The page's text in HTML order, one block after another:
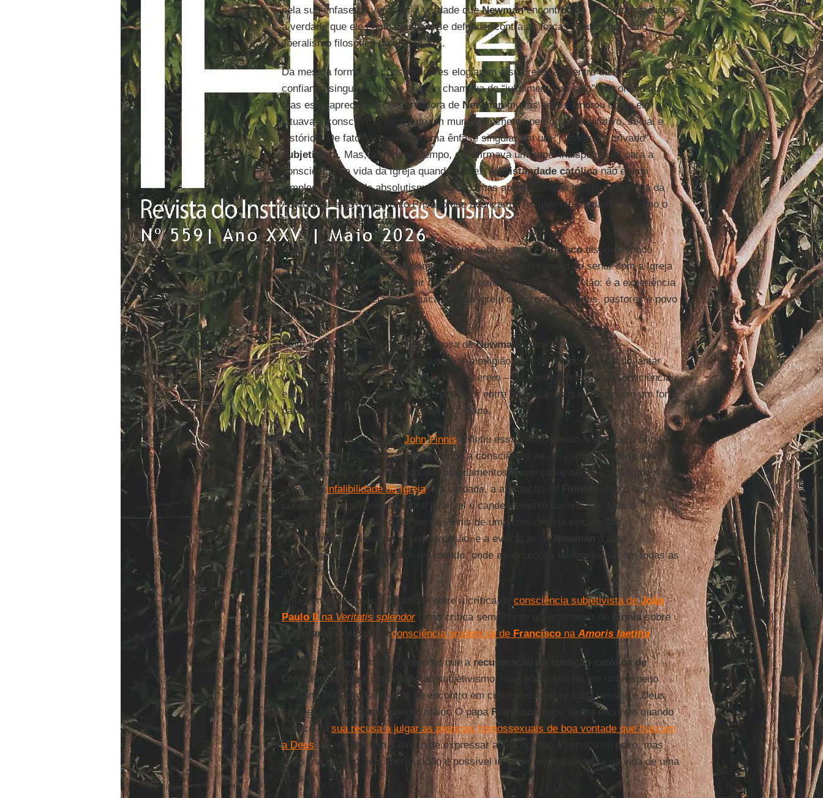
pela sua ênfase na verdade: a verdade queNewmanencontrou ao se tornar católico e
a verdade que ele combateu para se defender contra as forças relativizantes do
liberalismo filosófico do século XIX.
Da mesma forma, os conservadores elogiaram a sua rejeição dentro da Igreja a uma
confiança singular naquele que ele chamava de “julgamento privado” ou consciência.
Mas essa apreciação conservadora de Newmanmuitas vezes ignorou como ele
situava a consciência dentro de um mundo ricamente personalista, afetivo, social e
histórico. De fato, ele rejeitava uma ênfase singular em um “julgamento privado”
subjetivista. Mas, ao mesmo tempo, ele afirmava um papel indispensável para a
consciência na vida da Igreja quando disse: “ACristandade católicanão é uma
simples exibição de absolutismo religioso, mas apresenta uma imagem contínua da
Autoridade e do Julgamento Privado que avançam e recuam alternadamente como o
fluxo e refluxo da maré...”.
Aqui,Newmanantecipa uma mutualidade sobre a qual Franciscodisse de modo
semelhante: “Não é preciso sequer pensar que a compreensão do sentir com a Igreja
esteja ligada somente ao sentir com a sua parte hierárquica. (...) Não: é a experiência
da ‘Santa Madre Igreja hierárquica’ (...) da Igreja como povo de Deus, pastores e povo
em conjunto”.
Além disso, a declaração mais famosa deNewman sobre a consciência –
“Certamente, se eu sou obrigado a levar a religião para os brindes depois do jantar
(...) Eu irei beber – ao papa, se vocês quiserem – ou, melhor, primeiro à Consciência,
e depois ao papa” – encontrou um desfavor entre os católicos que favorecem um forte
papel para a infalibilidade da Igreja e do papa.
O filósofo jurídico católicoJohn Finnisrefletiu essa visão quando disse que o brinde
deNewman indicava erroneamente que a consciência de um católico poderia ser
dispensada de estar vinculada aos mandamentos universais e sem exceção que são
objeto dainfalibilidade da Igreja. Na verdade, a afirmação de
sobre o que
constitui um ensinamento moral infalível é candentemente contestada. Mas o
contraste é claro entre o retrato de Finnis de uma consciência vinculada a
mandamentos universais e sem exceção, e a evocação de
a uma
consciência sintonizada com um mundo “onde as exceções devem existir em todas as
questões concretas”.
Aqui também vemos o contraste entre a crítica da consciência subjetivista deJoão
Paulo IIna Veritatis splendor(uma crítica semelhante ao argumento de Finnissobre
Newman
) e o elogio daconsciência prudencial de Franciscona Amoris laetitia.
Francisco , é crucial entender que arecuperação da tradição católica de
consciência
não é um retorno ao subjetivismo, mas ela se baseia em um respeito
inaciano pela imediaticidade do encontro em consciência entre cada pessoa eDeus
semper maior, o Deus sempre maior. O papaFranciscofalou desse encontro quando
explicou a sua recusa a julgar as pessoas homossexuais de boa vontade que buscam
a Deus: “A religião tem o direito de expressar a sua opinião a serviço do povo, mas
Deus, na criação, nos libertou: não é possível interferir espiritualmente na vida de uma
pessoa”.